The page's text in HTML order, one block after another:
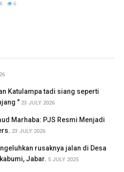
6
Katulampa tadi siang seperti
" 23 JULY 2026
Marhaba: PJS Resmi Menjadi
23 JULY 2026
rusaknya jalan di Desa
Jabar. 5 JULY 2025